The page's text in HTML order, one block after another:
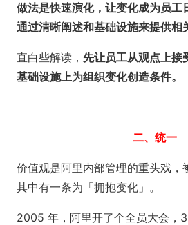
做法是快速演化，让变化成为员工
通过清晰阐述和基础设施来提供相
直白些解读， 先让员工从观点上接
基础设施上为组织变化创造条件。
二、统一
价值观是阿里内部管理的重头戏，
其中有一条为「拥抱变化」。
2005 年，阿里开了个全员大会，